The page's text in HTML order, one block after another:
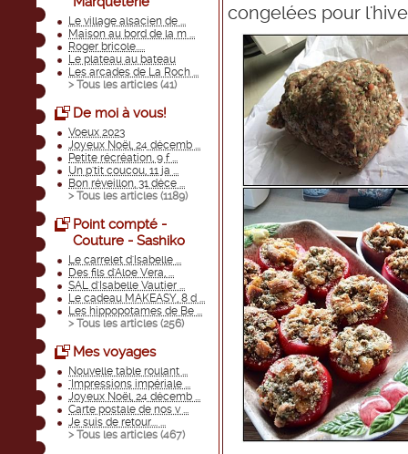
Le village alsacien de ...
Maison au bord de la m ...
Roger bricole.....
Le plateau au bateau
Les arcades de La Roch ...
> Tous les articles (41)
De moi à vous!
Voeux 2023
Joyeux Noël, 24 décemb ...
Petite récréation, 9 f ...
Un p'tit coucou, 11 ja ...
Bon réveillon, 31 déce ...
> Tous les articles (1189)
Point compté -
Couture - Sashiko
Le carrelet d'Isabelle ...
Des fils d'Aloe Vera, ...
SAL d'Isabelle Vautier ...
Le cadeau MAKEASY, 8 d ...
Les hippopotames de Be ...
> Tous les articles (256)
Mes voyages
Nouvelle table roulant ...
"Impressions impériale ...
Joyeux Noël, 24 décemb ...
Carte postale de nos v ...
Je suis de retour.... ...
> Tous les articles (467)
congelées pour